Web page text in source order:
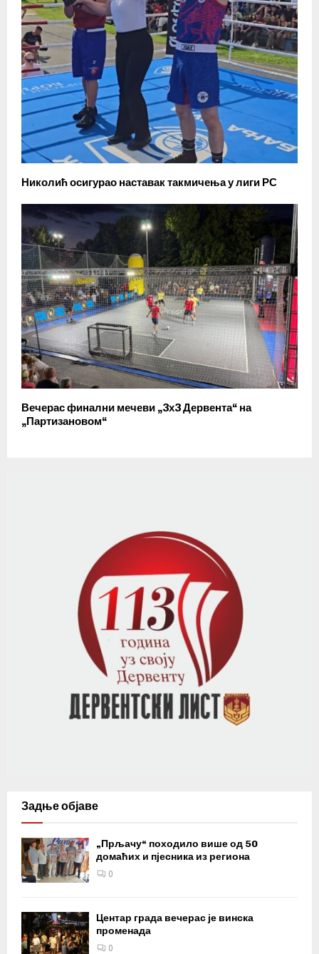
Николић осигурао наставак такмичења у лиги РС
Вечерас финални мечеви „3х3 Дервента“ на
„Партизановом“
Задње објаве
„Прљачу“ походило више од 50
домаћих и пјесника из региона
0
Центар града вечерас је винска
променада
0